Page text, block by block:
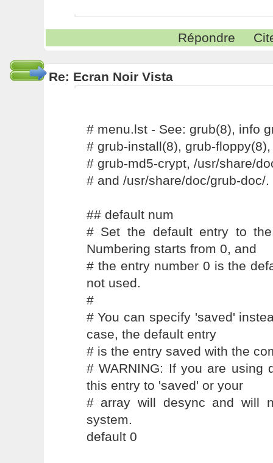
Répondre
Re: Ecran Noir Vista
# menu.lst - See: grub(8), info
# grub-install(8), grub-floppy(8),
# grub-md5-crypt, /usr/share/
# and /usr/share/doc/grub-doc/.
## default num
# Set the default entry to
Numbering starts from 0, and
# the entry number 0 is the
not used.
#
# You can specify 'saved'
case, the default entry
# is the entry saved with the
# WARNING: If you are using
this entry to 'saved' or your
# array will desync and will
system.
default 0